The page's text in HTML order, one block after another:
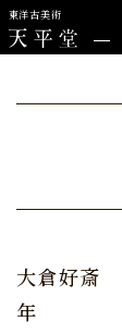
東洋古美術
大倉好斎
年